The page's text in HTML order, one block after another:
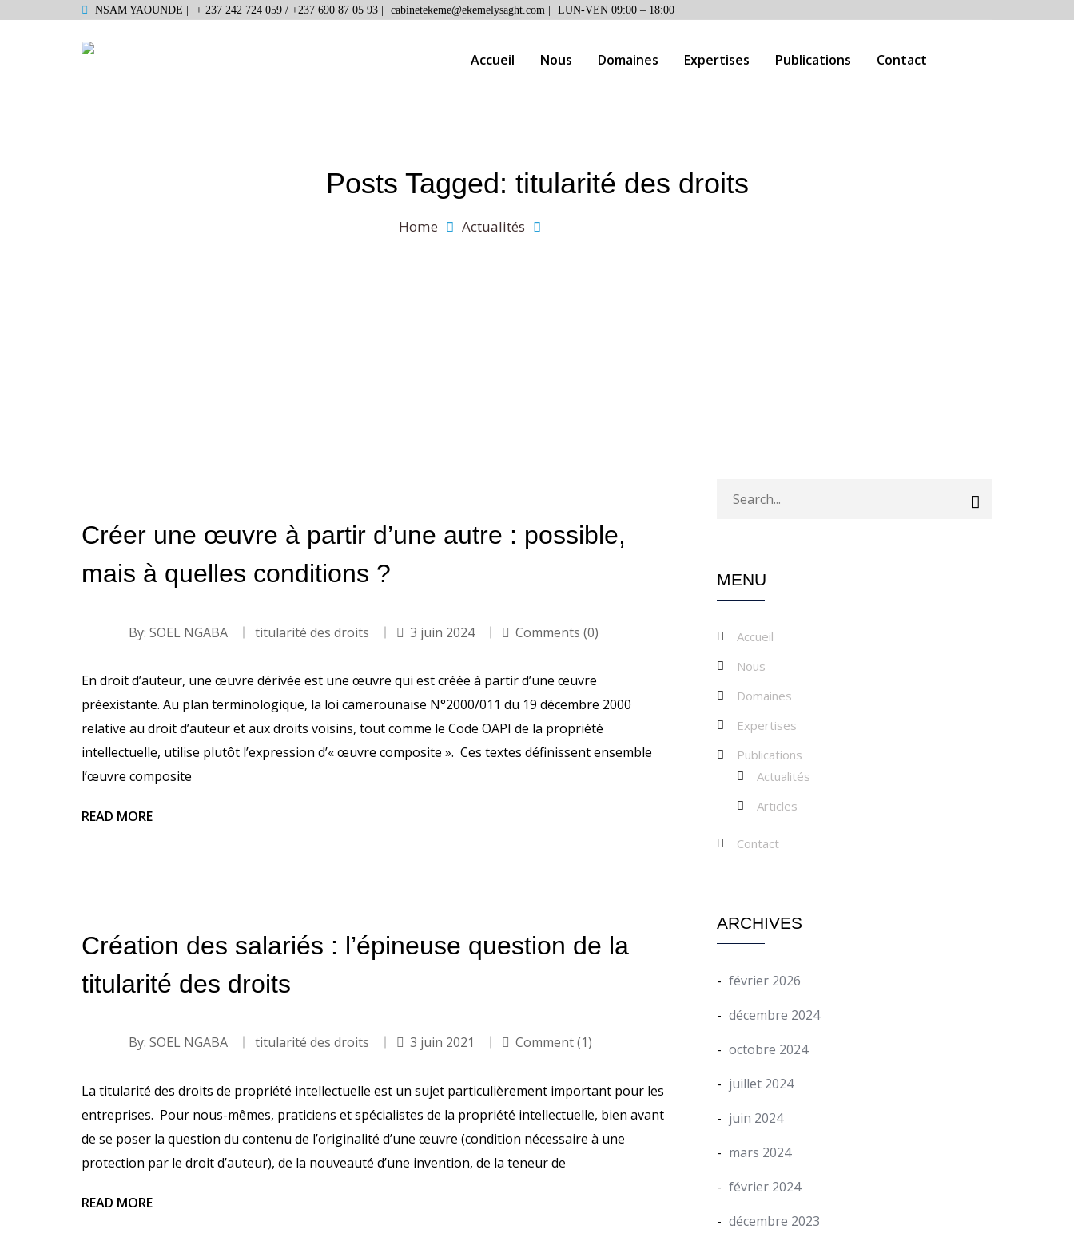
NSAM YAOUNDE | + 237 242 724 059 / +237 690 87 05 93 | cabinetekeme@ekemelysaght.com | LUN-VEN 09:00 – 18:00
Accueil Nous Domaines Expertises Publications Contact
Posts Tagged: titularité des droits
Home Actualités
Créer une œuvre à partir d’une autre : possible,
mais à quelles conditions ?
By: SOEL NGABA titularité des droits 3 juin 2024 Comments (0)
En droit d’auteur, une œuvre dérivée est une œuvre qui est créée à partir d’une œuvre
préexistante. Au plan terminologique, la loi camerounaise N°2000/011 du 19 décembre 2000
relative au droit d’auteur et aux droits voisins, tout comme le Code OAPI de la propriété
intellectuelle, utilise plutôt l’expression d’« œuvre composite ». Ces textes définissent ensemble
l’œuvre composite
READ MORE
Création des salariés : l’épineuse question de la
titularité des droits
By: SOEL NGABA titularité des droits 3 juin 2021 Comment (1)
La titularité des droits de propriété intellectuelle est un sujet particulièrement important pour les
entreprises. Pour nous-mêmes, praticiens et spécialistes de la propriété intellectuelle, bien avant
de se poser la question du contenu de l’originalité d’une œuvre (condition nécessaire à une
protection par le droit d’auteur), de la nouveauté d’une invention, de la teneur de
READ MORE
MENU
Accueil
Nous
Domaines
Expertises
Publications
Actualités
Articles
Contact
ARCHIVES
février 2026
décembre 2024
octobre 2024
juillet 2024
juin 2024
mars 2024
février 2024
décembre 2023